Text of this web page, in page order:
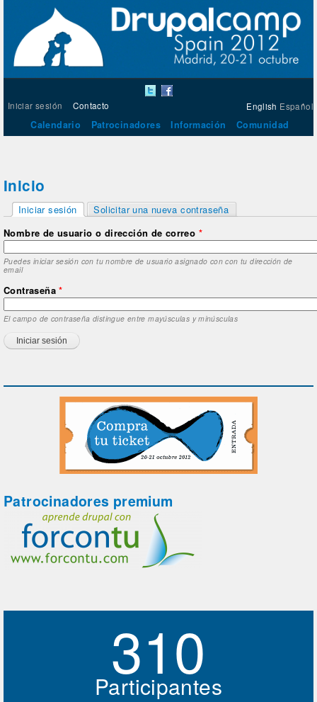
English Español
Iniciar sesión Contacto
Calendario Patrocinadores Información Comunidad
Inicio
Solapas principales
Iniciar sesión
Solicitar una nueva contraseña
Nombre de usuario o dirección de correo *
Puedes iniciar sesión con tu nombre de usuario asignado con con tu dirección de
email
Contraseña*
El campo de contraseña distingue entre mayúsculas y minúsculas
Patrocinadores premium
310
Participantes